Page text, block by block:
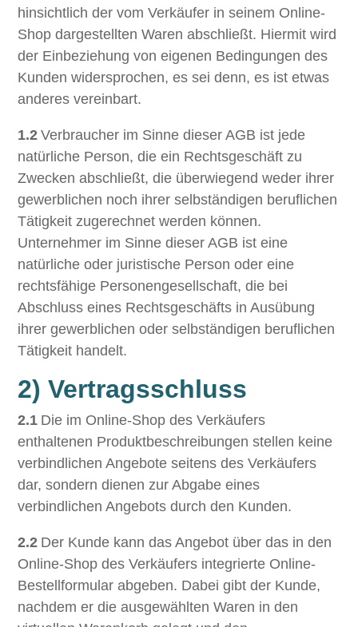
hinsichtlich der vom Verkäufer in seinem Online-
Shop dargestellten Waren abschließt. Hiermit wird
der Einbeziehung von eigenen Bedingungen des
Kunden widersprochen, es sei denn, es ist etwas
anderes vereinbart.
1.2 Verbraucher im Sinne dieser AGB ist jede
natürliche Person, die ein Rechtsgeschäft zu
Zwecken abschließt, die überwiegend weder ihrer
gewerblichen noch ihrer selbständigen beruflichen
Tätigkeit zugerechnet werden können.
Unternehmer im Sinne dieser AGB ist eine
natürliche oder juristische Person oder eine
rechtsfähige Personengesellschaft, die bei
Abschluss eines Rechtsgeschäfts in Ausübung
ihrer gewerblichen oder selbständigen beruflichen
Tätigkeit handelt.
2) Vertragsschluss
2.1 Die im Online-Shop des Verkäufers
enthaltenen Produktbeschreibungen stellen keine
verbindlichen Angebote seitens des Verkäufers
dar, sondern dienen zur Abgabe eines
verbindlichen Angebots durch den Kunden.
2.2 Der Kunde kann das Angebot über das in den
Online-Shop des Verkäufers integrierte Online-
Bestellformular abgeben. Dabei gibt der Kunde,
nachdem er die ausgewählten Waren in den